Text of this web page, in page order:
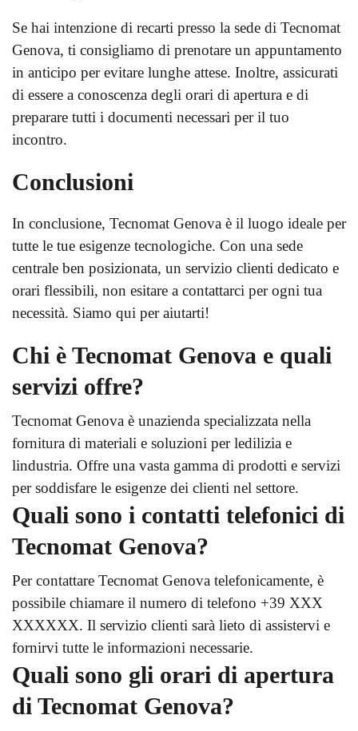
Se hai intenzione di recarti presso la sede di Tecnomat
Genova, ti consigliamo di prenotare un appuntamento
in anticipo per evitare lunghe attese. Inoltre, assicurati
di essere a conoscenza degli orari di apertura e di
preparare tutti i documenti necessari per il tuo
incontro.
Conclusioni
In conclusione, Tecnomat Genova è il luogo ideale per
tutte le tue esigenze tecnologiche. Con una sede
centrale ben posizionata, un servizio clienti dedicato e
orari flessibili, non esitare a contattarci per ogni tua
necessità. Siamo qui per aiutarti!
Chi è Tecnomat Genova e quali
servizi offre?
Tecnomat Genova è unazienda specializzata nella
fornitura di materiali e soluzioni per ledilizia e
lindustria. Offre una vasta gamma di prodotti e servizi
per soddisfare le esigenze dei clienti nel settore.
Quali sono i contatti telefonici di
Tecnomat Genova?
Per contattare Tecnomat Genova telefonicamente, è
possibile chiamare il numero di telefono +39 XXX
XXXXXX. Il servizio clienti sarà lieto di assistervi e
fornirvi tutte le informazioni necessarie.
Quali sono gli orari di apertura
di Tecnomat Genova?